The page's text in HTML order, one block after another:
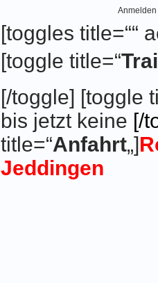
Anmelden
[toggles title=““
[toggle title=“
[/toggle] [toggle
bis jetzt keine [/
title=“Anfahrt„]
Jeddingen